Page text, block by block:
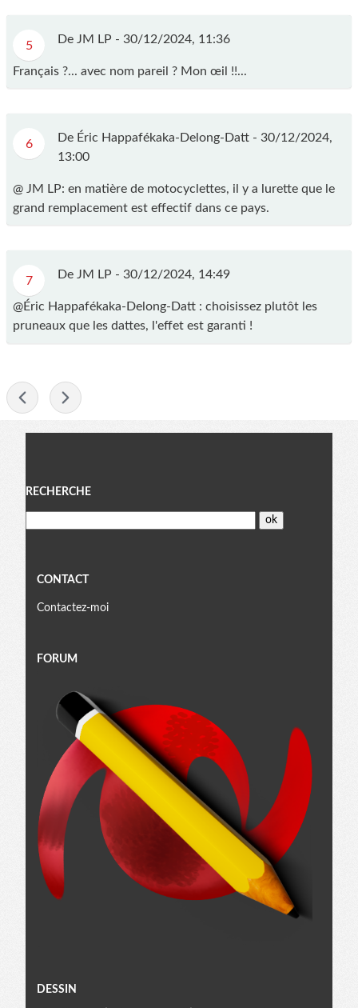
5 De JM LP - 30/12/2024, 11:36
Français ?... avec nom pareil ? Mon œil !!...
6 De Éric Happafékaka-Delong-Datt - 30/12/2024,
13:00
@ JM LP: en matière de motocyclettes, il y a lurette que le
grand remplacement est effectif dans ce pays.
7 De JM LP - 30/12/2024, 14:49
@Éric Happafékaka-Delong-Datt : choisissez plutôt les
pruneaux que les dattes, l'effet est garanti !
Menu
RECHERCHE
CONTACT
Contactez-moi
FORUM
Menu
DESSIN